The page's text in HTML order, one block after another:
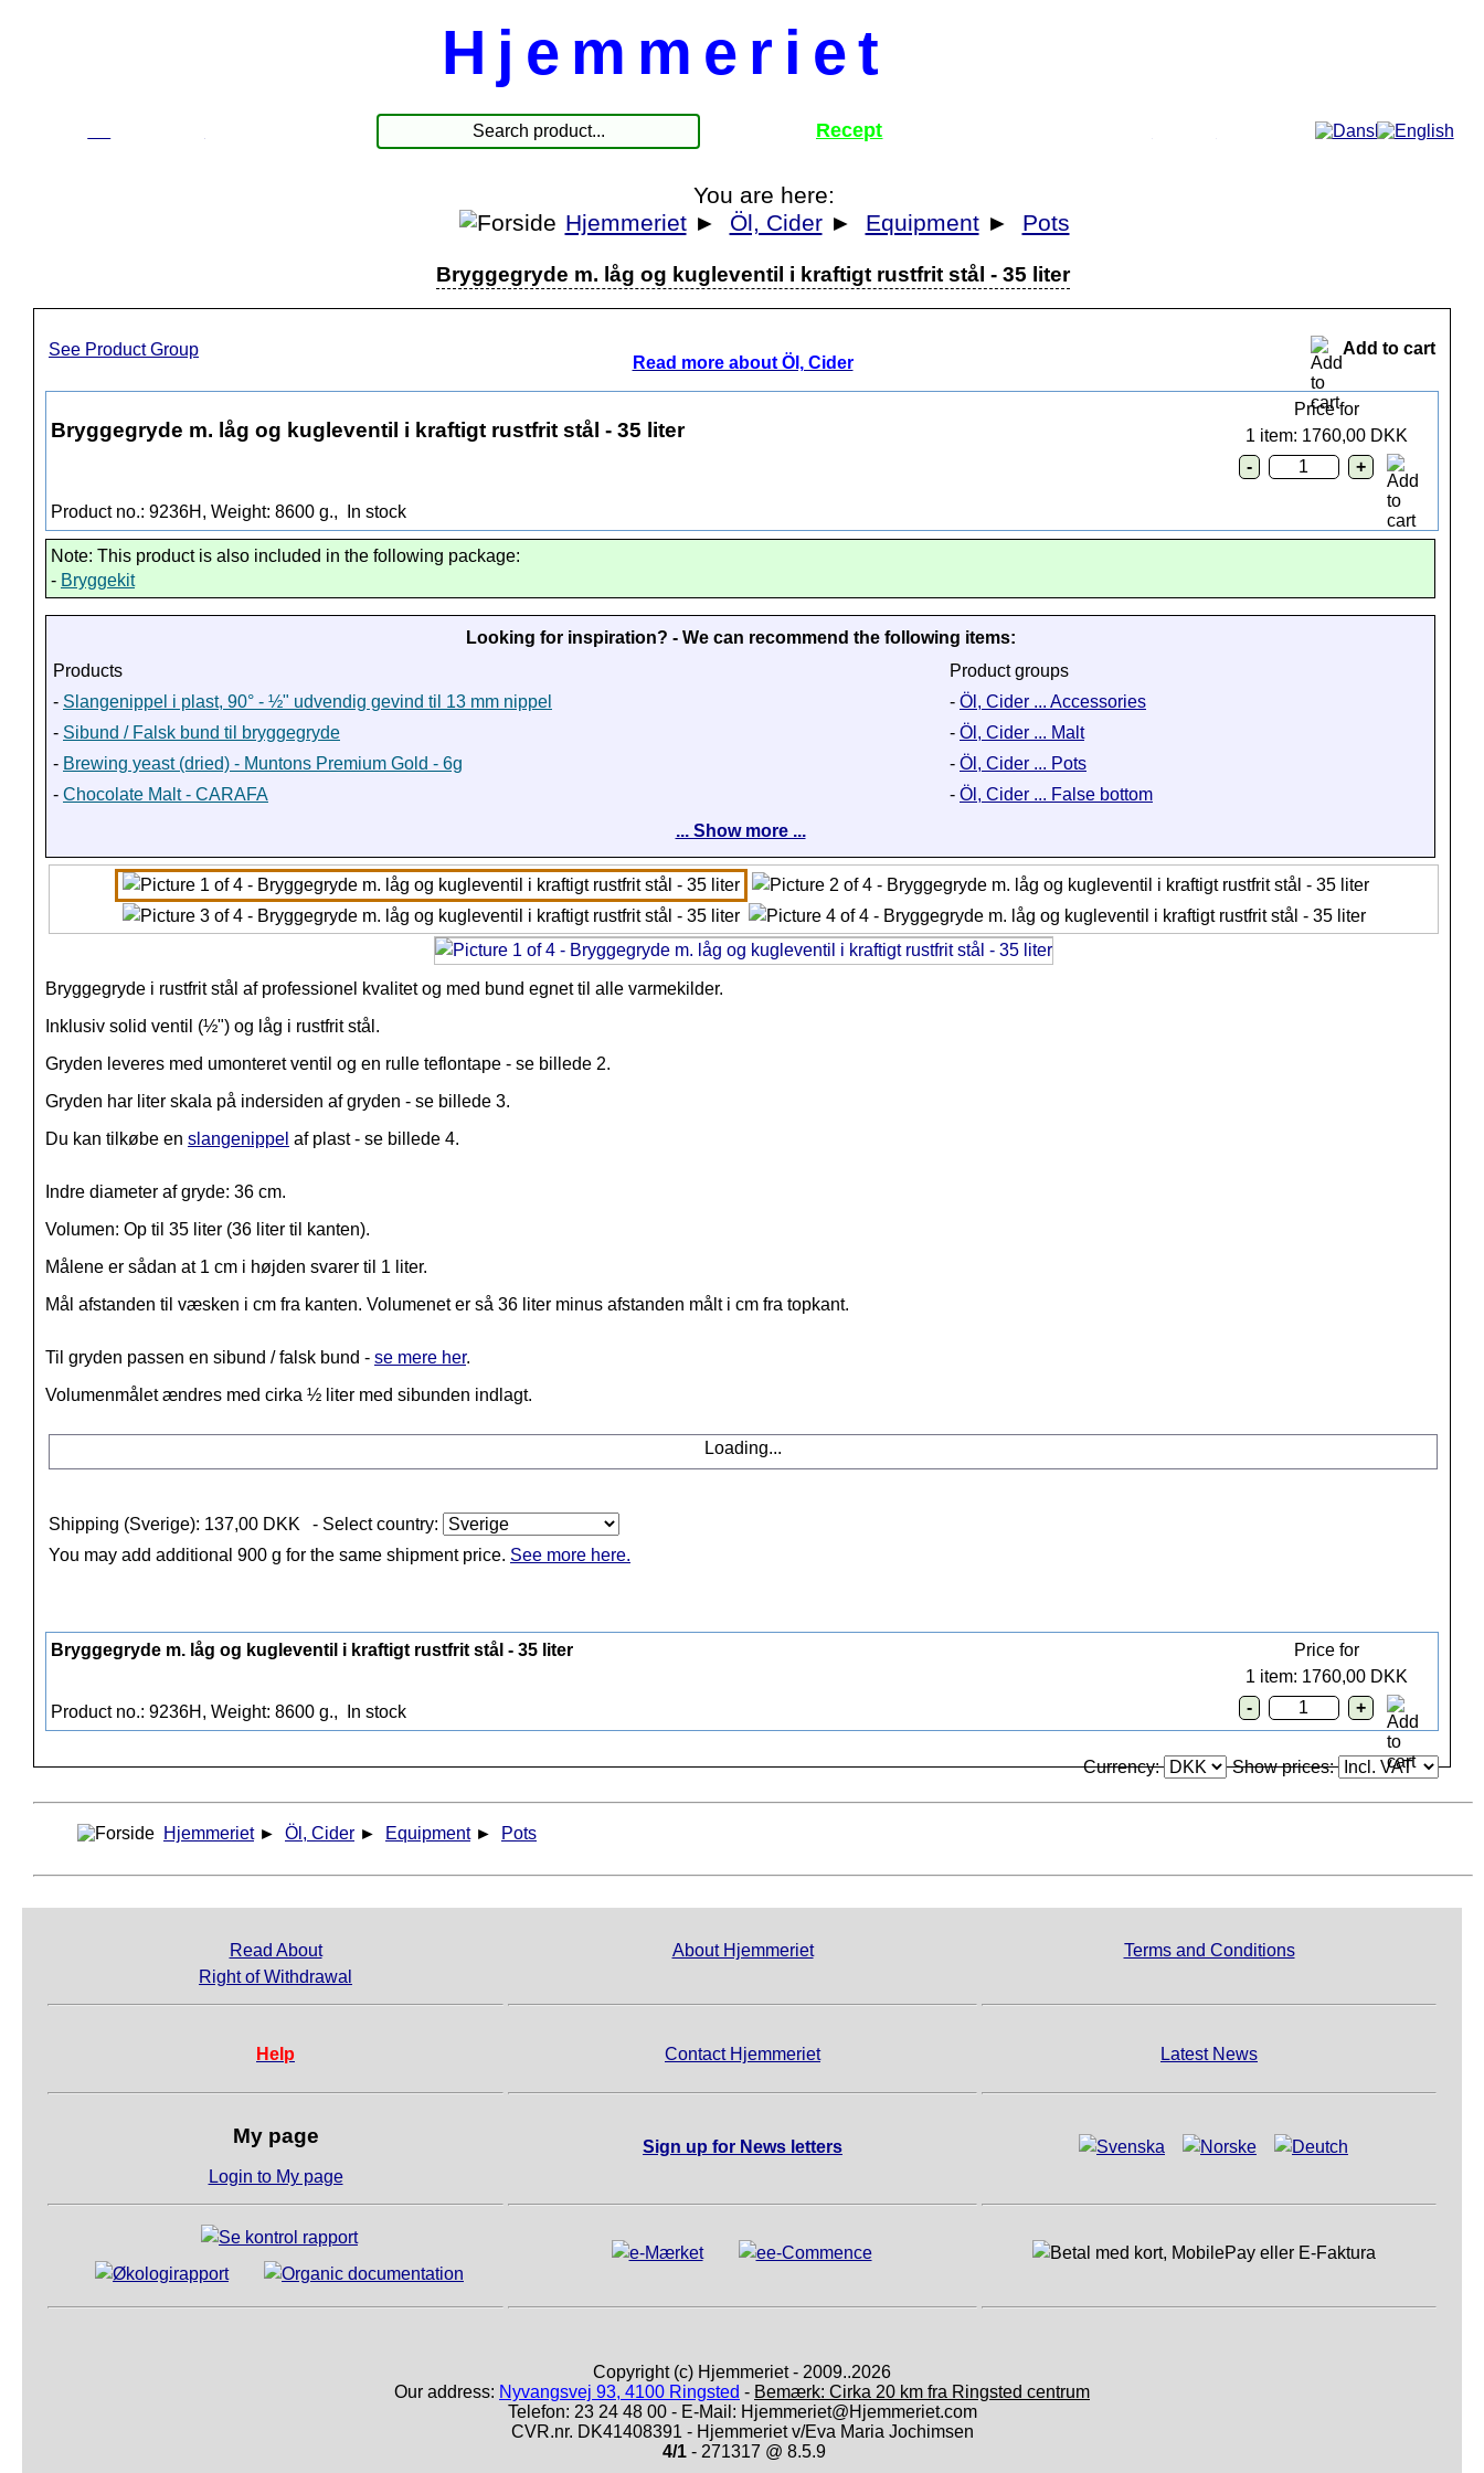
Hjemmeriet
Recept
You are here:
Hjemmeriet ► Öl, Cider ► Equipment ► Pots
Bryggegryde m. låg og kugleventil i kraftigt rustfrit stål - 35 liter
See Product Group
Read more about Öl, Cider
Add to cart
Bryggegryde m. låg og kugleventil i kraftigt rustfrit stål - 35 liter
Product no.: 9236H, Weight: 8600 g., In stock
Price for
1 item: 1760,00 DKK
Note: This product is also included in the following package:
- Bryggekit
Looking for inspiration? - We can recommend the following items:
Products
Product groups
- Slangenippel i plast, 90° - ½" udvendig gevind til 13 mm nippel - Öl, Cider ... Accessories
- Sibund / Falsk bund til bryggegryde - Öl, Cider ... Malt
- Brewing yeast (dried) - Muntons Premium Gold - 6g - Öl, Cider ... Pots
- Chocolate Malt - CARAFA - Öl, Cider ... False bottom
... Show more ...
Bryggegryde i rustfrit stål af professionel kvalitet og med bund egnet til alle varmekilder.
Inklusiv solid ventil (½") og låg i rustfrit stål.
Gryden leveres med umonteret ventil og en rulle teflontape - se billede 2.
Gryden har liter skala på indersiden af gryden - se billede 3.
Du kan tilkøbe en slangenippel af plast - se billede 4.
Indre diameter af gryde: 36 cm.
Volumen: Op til 35 liter (36 liter til kanten).
Målene er sådan at 1 cm i højden svarer til 1 liter.
Mål afstanden til væsken i cm fra kanten. Volumenet er så 36 liter minus afstanden målt i cm fra topkant.
Til gryden passen en sibund / falsk bund - se mere her.
Volumenmålet ændres med cirka ½ liter med sibunden indlagt.
Loading...
Shipping (Sverige): 137,00 DKK
- Select country:
You may add additional 900 g for the same shipment price. See more here.
Bryggegryde m. låg og kugleventil i kraftigt rustfrit stål - 35 liter
Product no.: 9236H, Weight: 8600 g., In stock
Price for
1 item: 1760,00 DKK
Currency: Show prices:
Hjemmeriet ► Öl, Cider ► Equipment ► Pots
Read About
Right of Withdrawal
About Hjemmeriet Terms and Conditions
Help Contact Hjemmeriet Latest News
My page
Login to My page
Sign up for News letters
Copyright (c) Hjemmeriet - 2009..2026
Our address: Nyvangsvej 93, 4100 Ringsted - Bemærk: Cirka 20 km fra Ringsted centrum
Telefon: 23 24 48 00 - E-Mail: Hjemmeriet@Hjemmeriet.com
CVR.nr. DK41408391 - Hjemmeriet v/Eva Maria Jochimsen
4/1 - 271317 @ 8.5.9